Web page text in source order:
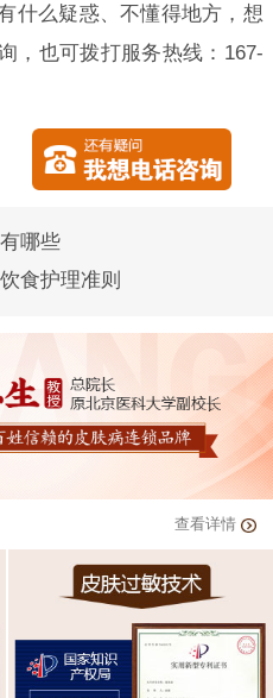
什么疑惑、不懂得地方，想
，也可拨打服务热线：167-
哪些
食护理准则
查看详情